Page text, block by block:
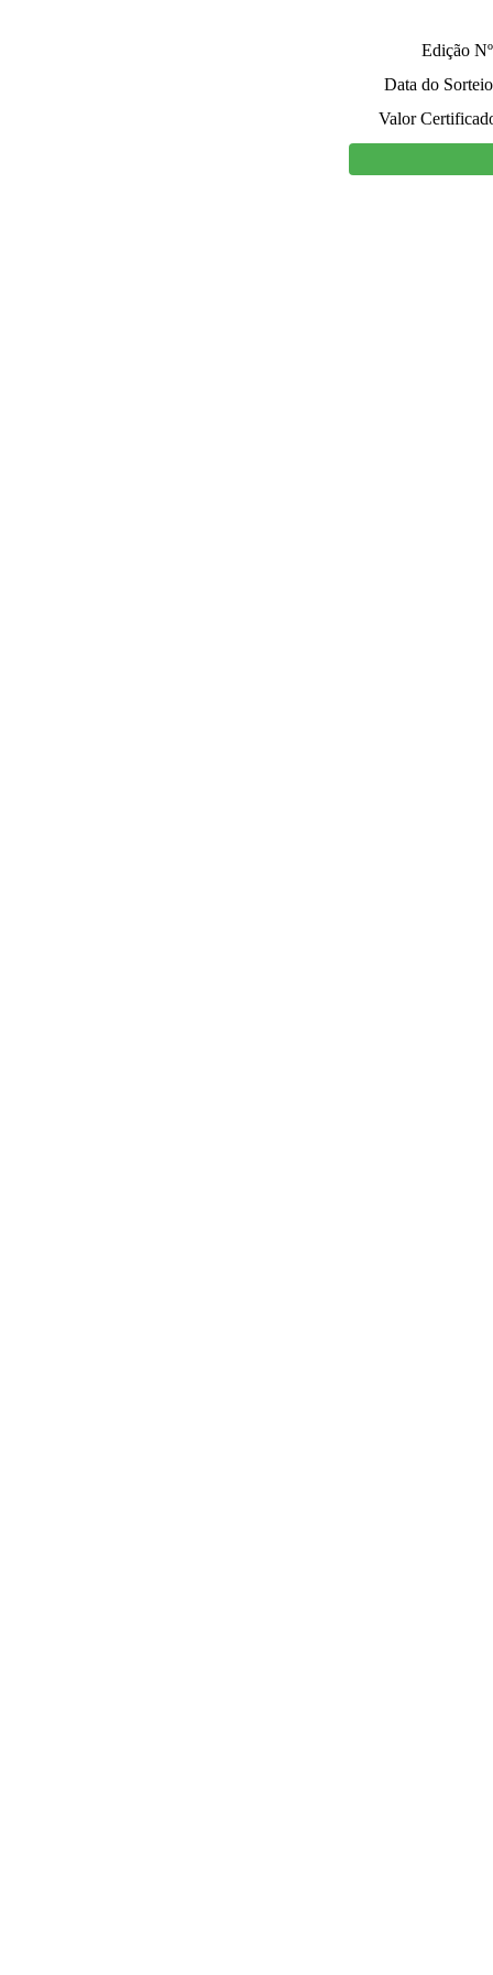
Edição
Data do
Valor